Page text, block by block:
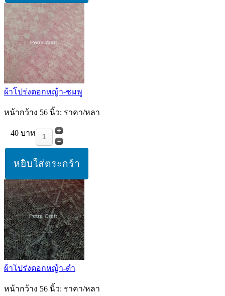
ผ้าโปร่งดอกหญ้า-ชมพู
หน้ากว้าง 56 นิ้ว: ราคา/หลา
40 บาท
ผ้าโปร่งดอกหญ้า-ดำ
หน้ากว้าง 56 นิ้ว: ราคา/หลา